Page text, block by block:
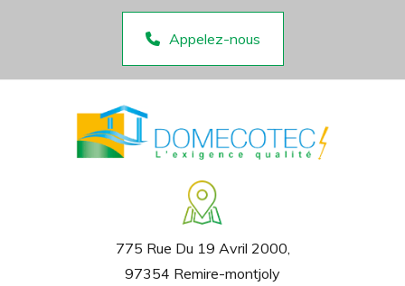
Appelez-nous
775 Rue Du 19 Avril 2000,
97354 Remire-montjoly